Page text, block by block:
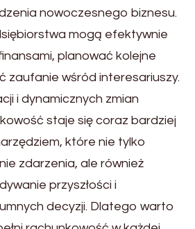
nowoczesnego biznesu.
mogą efektywnie
planować kolejne
zaufanie wśród interesariuszy.
i dynamicznych zmian
staje się coraz bardziej
które nie tylko
zdarzenia, ale również
przyszłości i
decyzji. Dlatego warto